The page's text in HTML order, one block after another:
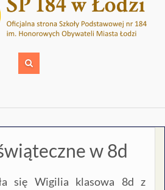
w 8d
się Wigilia klasowa 8d z